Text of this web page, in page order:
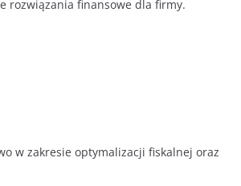
rozwiązania finansowe dla firmy.
w zakresie optymalizacji fiskalnej oraz